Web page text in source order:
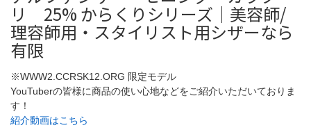
リ 25% からくりシリーズ｜美容師/
理容師用・スタイリスト用シザーなら
有限
※WWW2.CCRSK12.ORG 限定モデル
YouTuberの皆様に商品の使い心地などをご紹介いただいておりま
す！
紹介動画はこちら